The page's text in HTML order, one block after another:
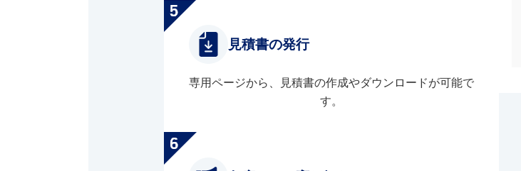
見積書の発行
専用ページから、見積書の作成やダウンロードが可能で
す。